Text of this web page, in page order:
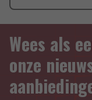
Wees als
onze